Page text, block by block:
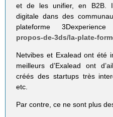
et de les unifier, en B2B.
digitale dans des
plateforme
propos-de-3ds/la-plate-
Netvibes et Exalead ont été
meilleurs d’Exalead ont
créés des startups très
etc.
Par contre, ce ne sont plus